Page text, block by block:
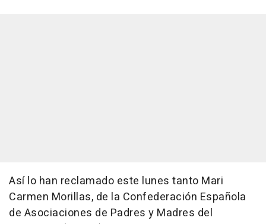
Así lo han reclamado este lunes tanto Mari
Carmen Morillas, de la Confederación Española
de Asociaciones de Padres y Madres del